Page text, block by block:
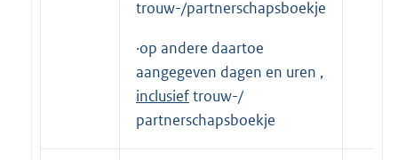
trouw-/partnerschapsboekje
·op andere daartoe
aangegeven dagen en uren ,
inclusieftrouw-/
partnerschapsboekje